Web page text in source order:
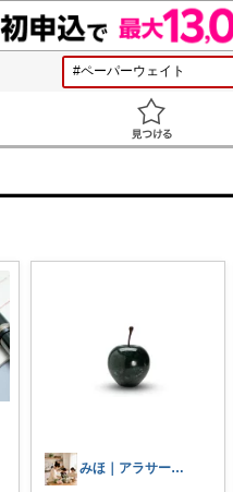
みほ｜アラサー主婦｜共働き｜2児育児中